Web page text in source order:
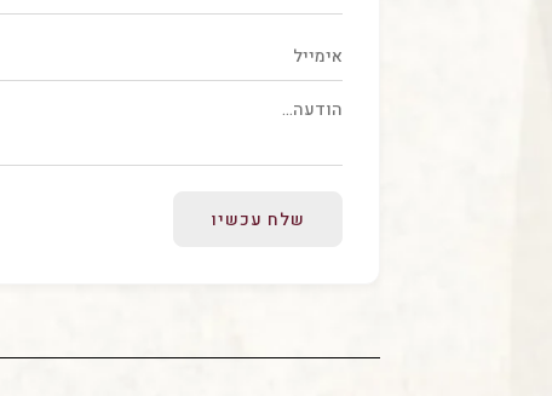
שלח עכשיו